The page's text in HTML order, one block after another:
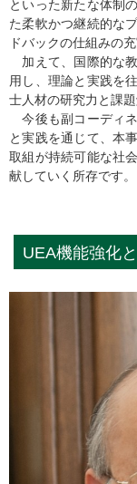
といった新たな体制
た柔軟かつ継続的な
ドバックの仕組みの
加えて、国際的な
用し、理論と実践を
士人材の研究力と課
今後も副コーディ
と実践を通じて、本
取組が持続可能な社
献していく所存です。
UEA機能強化